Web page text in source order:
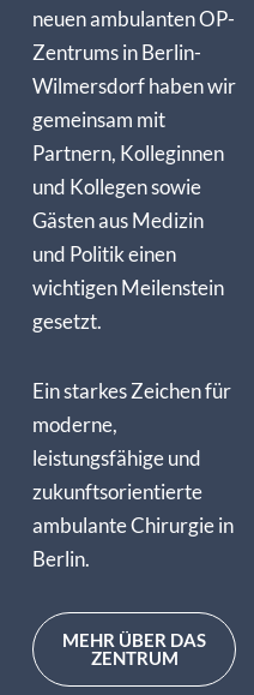
neuen ambulanten OP-
Zentrums in Berlin-
Wilmersdorf haben wir
gemeinsam mit
Partnern, Kolleginnen
und Kollegen sowie
Gästen aus Medizin
und Politik einen
wichtigen Meilenstein
gesetzt.
Ein starkes Zeichen für
moderne,
leistungsfähige und
zukunftsorientierte
ambulante Chirurgie in
Berlin.
MEHR ÜBER DAS
ZENTRUM